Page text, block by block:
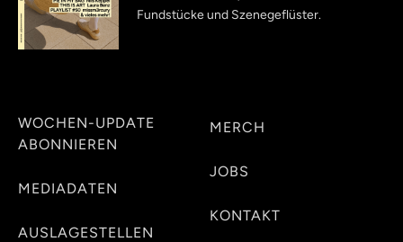
Fundstücke und Szenegeflüster.
WOCHEN-UPDATE
ABONNIEREN
MEDIADATEN
AUSLAGESTELLEN
MERCH
JOBS
KONTAKT